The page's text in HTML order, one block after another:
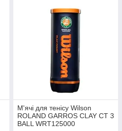
М'ячі для тенісу Wilson
ROLAND GARROS CLAY CT 3
BALL WRT125000